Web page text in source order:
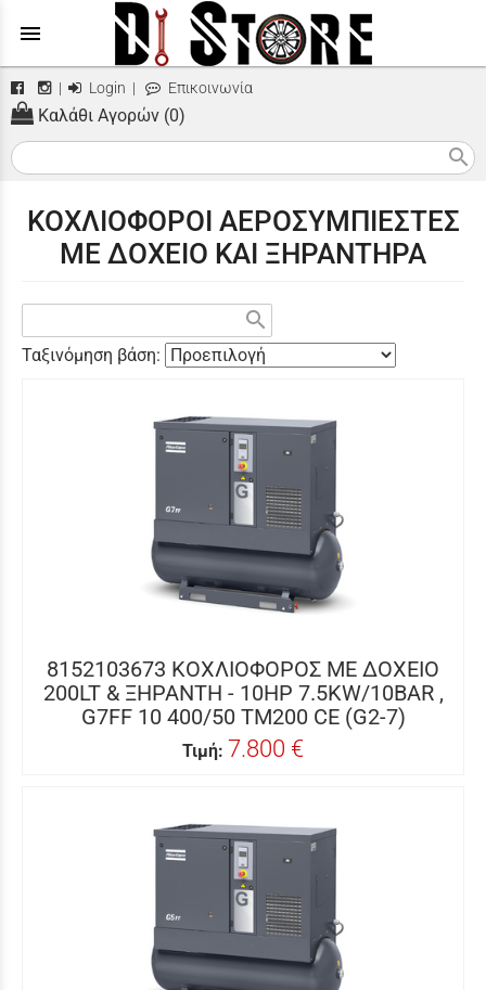
menu
| Login | Επικοινωνία
Καλάθι Αγορών (0)
search
ΚΟΧΛΙΟΦΟΡΟΙ ΑΕΡΟΣΥΜΠΙΕΣΤΕΣ
ΜΕ ΔΟΧΕΙΟ ΚΑΙ ΞΗΡΑΝΤΗΡΑ
search
Ταξινόμηση βάση:
8152103673 ΚΟΧΛΙΟΦΟΡΟΣ ME ΔΟΧΕΙΟ
200LT & ΞΗΡΑΝΤΗ - 10HP 7.5KW/10BAR ,
G7FF 10 400/50 TM200 CE (G2-7)
Τιμή: 7.800 €